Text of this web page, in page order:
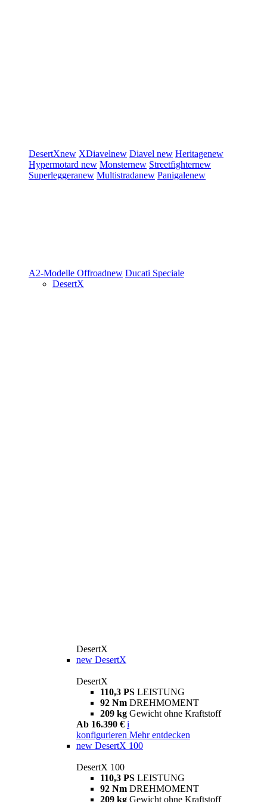
DesertXnew XDiavelnew Diavel new Heritagenew
Hypermotard new Monsternew Streetfighternew
Superleggeranew Multistradanew Panigalenew
A2-Modelle Offroadnew Ducati Speciale
DesertX
DesertX
new DesertX
DesertX
110,3 PS LEISTUNG
92 Nm DREHMOMENT
209 kg Gewicht ohne Kraftstoff
Ab 16.390 € i
konfigurieren Mehr entdecken
new DesertX 100
DesertX 100
110,3 PS LEISTUNG
92 Nm DREHMOMENT
209 kg Gewicht ohne Kraftstoff